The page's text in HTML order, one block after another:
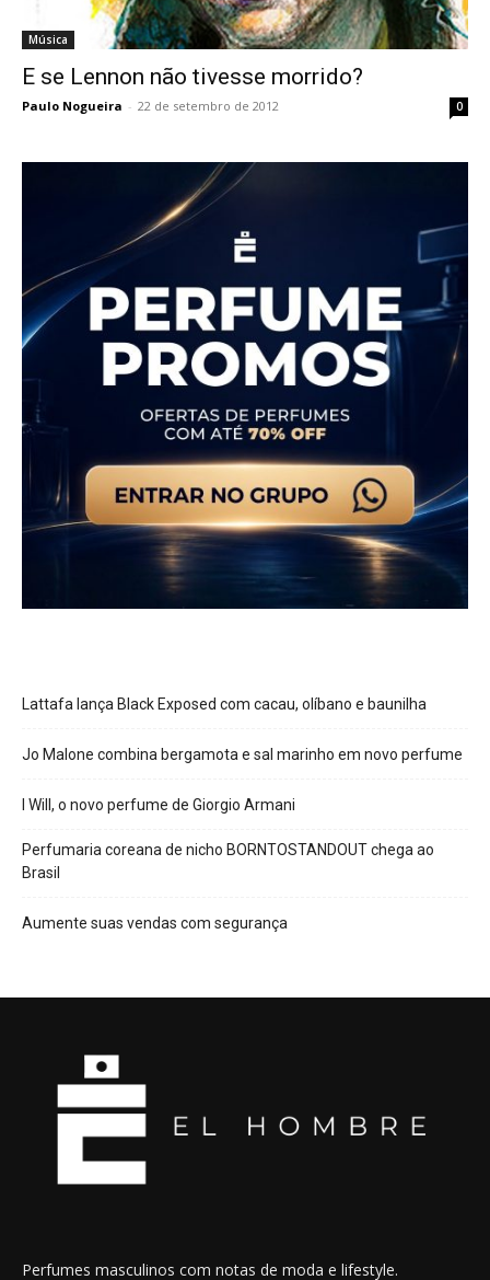
Música
E se Lennon não tivesse morrido?
Paulo Nogueira - 22 de setembro de 2012 0
Lattafa lança Black Exposed com cacau, olíbano e baunilha
Jo Malone combina bergamota e sal marinho em novo perfume
I Will, o novo perfume de Giorgio Armani
Perfumaria coreana de nicho BORNTOSTANDOUT chega ao
Brasil
Aumente suas vendas com segurança
Perfumes masculinos com notas de moda e lifestyle.